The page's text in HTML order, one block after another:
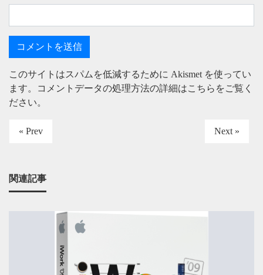
このサイトはスパムを低減するために Akismet を使ってい
ます。
コメントデータの処理方法の詳細はこちらをご覧く
ださい。
« Prev Next »
関連記事